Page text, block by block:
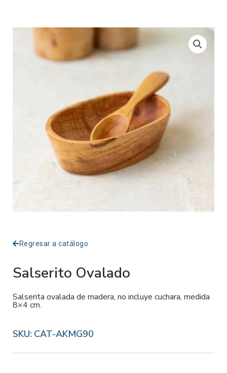
Regresar a catálogo
Salserito Ovalado
Salserita ovalada de madera, no incluye cuchara, medida
8×4 cm.
SKU: CAT-AKMG90